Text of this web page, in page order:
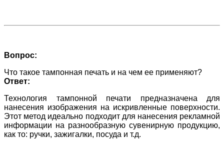
Вопрос:
Что такое тампонная печать и на чем ее применяют?
Ответ:
Технология тампонной печати предназначена для
нанесения изображения на искривленные поверхности.
Этот метод идеально подходит для нанесения рекламной
информации на разнообразную сувенирную продукцию,
как то: ручки, зажигалки, посуда и т.д.